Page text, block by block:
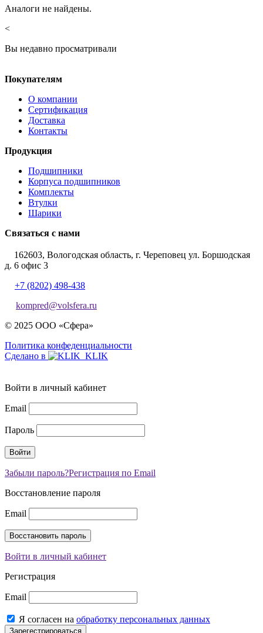
Аналоги не найдены.
<
Вы недавно просматривали
Покупателям
О компании
Сертификация
Доставка
Контакты
Продукция
Подшипники
Корпуса подшипников
Комплекты
Втулки
Шарики
Связаться с нами
162603, Вологодская область, г. Череповец ул. Боршодская
д. 6 офис 3
+7 (8202) 498-438
kompred@volsfera.ru
© 2025 ООО «Сфера»
Политика конфеденциальности
Сделано в
Войти в личный кабинет
Email
Пароль
Забыли пароль?Регистрация по Email
Восстановление пароля
Email
Войти в личный кабинет
Регистрация
Email
Я согласен на обработку персональных данных